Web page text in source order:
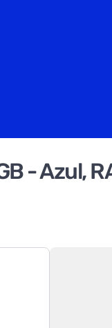
- Azul,